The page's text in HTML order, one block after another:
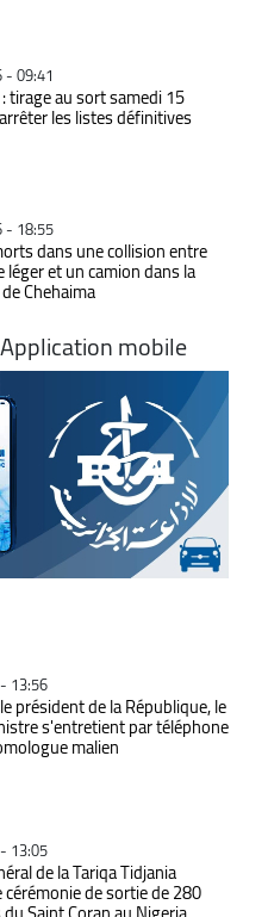
09:41
tirage au sort samedi 15
les listes définitives
18:55
dans une collision entre
léger et un camion dans la
Chehaima
mobile
13:56
président de la République, le
s'entretient par téléphone
malien
13:05
de la Tariqa Tidjania
de sortie de 280